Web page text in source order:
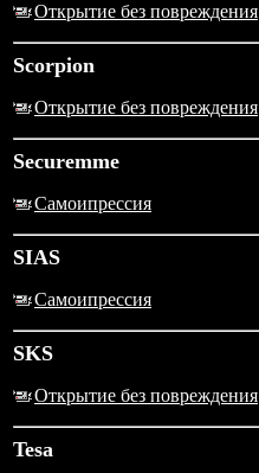
Открытие без повреждения
Scorpion
Открытие без повреждения
Securemme
Самоипрессия
SIAS
Самоипрессия
SKS
Открытие без повреждения
Tesa